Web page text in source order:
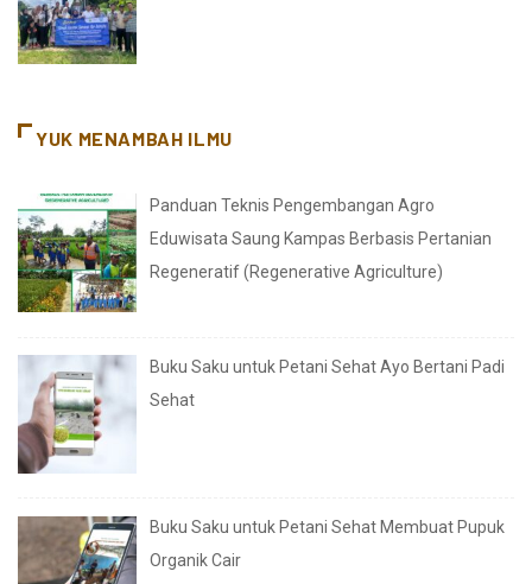
YUK MENAMBAH ILMU
Panduan Teknis Pengembangan Agro
Eduwisata Saung Kampas Berbasis Pertanian
Regeneratif (Regenerative Agriculture)
Buku Saku untuk Petani Sehat Ayo Bertani Padi
Sehat
Buku Saku untuk Petani Sehat Membuat Pupuk
Organik Cair